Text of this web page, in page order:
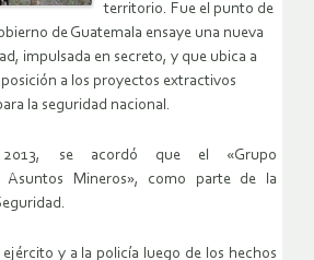
territorio. Fue el punto de
de Guatemala ensaye una nueva
impulsada en secreto, y que ubica a
a los proyectos extractivos
la seguridad nacional.
se acordó que el «Grupo
Asuntos Mineros», como parte de la
y a la policía luego de los hechos